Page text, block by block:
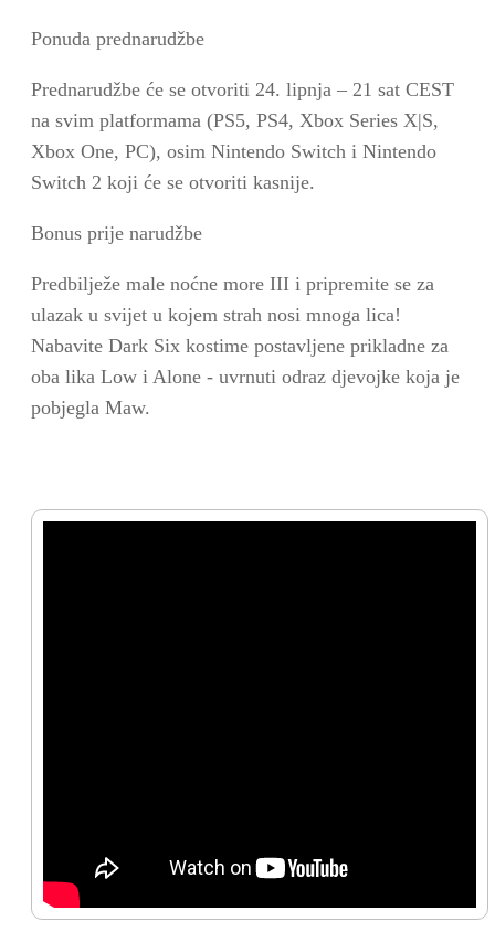
Ponuda prednarudžbe
Prednarudžbe će se otvoriti 24. lipnja – 21 sat CEST
na svim platformama (PS5, PS4, Xbox Series X|S,
Xbox One, PC), osim Nintendo Switch i Nintendo
Switch 2 koji će se otvoriti kasnije.
Bonus prije narudžbe
Predbilježe male noćne more III i pripremite se za
ulazak u svijet u kojem strah nosi mnoga lica!
Nabavite Dark Six kostime postavljene prikladne za
oba lika Low i Alone - uvrnuti odraz djevojke koja je
pobjegla Maw.